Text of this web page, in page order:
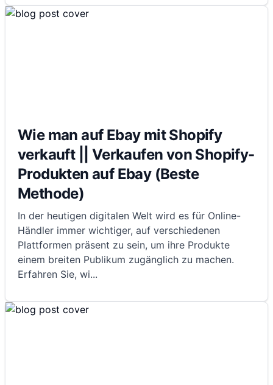
Wie man auf Ebay mit Shopify
verkauft || Verkaufen von Shopify-
Produkten auf Ebay (Beste
Methode)
In der heutigen digitalen Welt wird es für Online-
Händler immer wichtiger, auf verschiedenen
Plattformen präsent zu sein, um ihre Produkte
einem breiten Publikum zugänglich zu machen.
Erfahren Sie, wi...